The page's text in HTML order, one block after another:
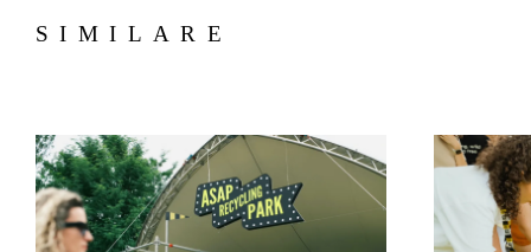
SIMILARE